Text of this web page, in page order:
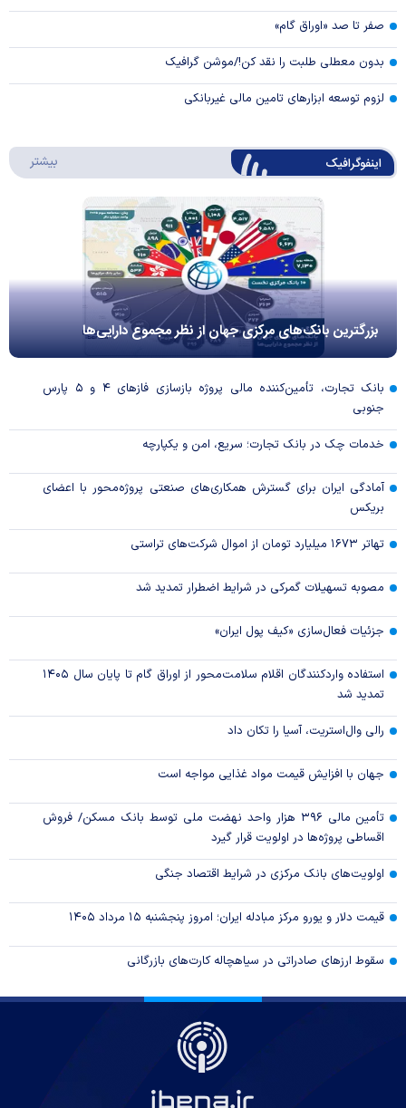
صفر تا صد «اوراق گام»
بدون معطلی طلبت را نقد کن!/موشن گرافیک
لزوم توسعه ابزارهای تامین مالی غیربانکی
اینفوگرافیک بیشتر
بزرگترین بانک‌های مرکزی جهان از نظر مجموع دارایی‌ها
بانک تجارت، تأمین‌کننده مالی پروژه بازسازی فاز‌های ۴ و ۵ پارس
جنوبی
خدمات چک در بانک تجارت؛ سریع، امن و یکپارچه
آمادگی ایران برای گسترش همکاری‌های صنعتی پروژه‌محور با اعضای
بریکس
تهاتر ۱۶۷۳ میلیارد تومان از اموال شرکت‌های تراستی
مصوبه تسهیلات گمرکی در شرایط اضطرار تمدید شد
جزئیات فعال‌سازی «کیف پول ایران»
استفاده واردکنندگان اقلام سلامت‌محور از اوراق گام تا پایان سال ۱۴۰۵
تمدید شد
رالی وال‌استریت، آسیا را تکان داد
جهان با افزایش قیمت مواد غذایی مواجه است
تأمین مالی ۳۹۶ هزار واحد نهضت ملی توسط بانک مسکن/ فروش
اقساطی پروژه‌ها در اولویت قرار گیرد
اولویت‌های بانک مرکزی در شرایط اقتصاد جنگی
قیمت دلار و یورو مرکز مبادله ایران؛ امروز پنجشنبه ۱۵ مرداد ۱۴۰۵
سقوط ارزهای صادراتی در سیاهچاله کارت‌های بازرگانی